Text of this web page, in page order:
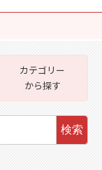
カテゴリー
から探す
検索